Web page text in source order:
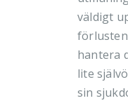
väldigt
hantera
lite
sin